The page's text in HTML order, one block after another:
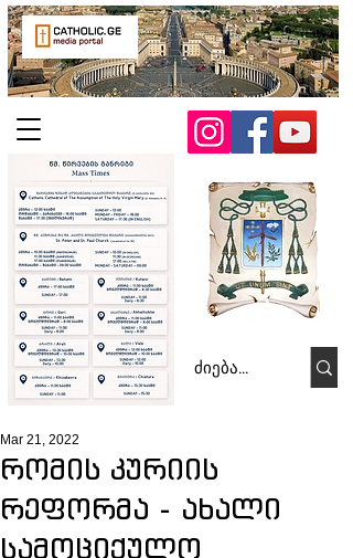
რომის კურიის
რეფორმა - ახალი
სამოციქულო
Mar 21, 2022